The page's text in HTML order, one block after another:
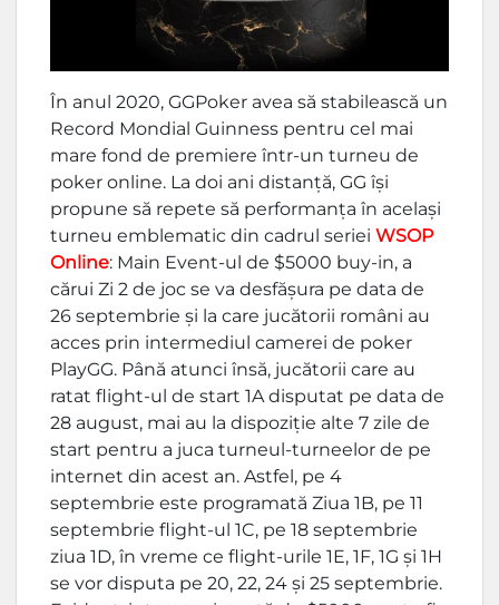
În anul 2020, GGPoker avea să stabilească un
Record Mondial Guinness pentru cel mai
mare fond de premiere într-un turneu de
poker online. La doi ani distanță, GG își
propune să repete să performanța în același
turneu emblematic din cadrul seriei WSOP
Online: Main Event-ul de $5000 buy-in, a
cărui Zi 2 de joc se va desfășura pe data de
26 septembrie și la care jucătorii români au
acces prin intermediul camerei de poker
PlayGG. Până atunci însă, jucătorii care au
ratat flight-ul de start 1A disputat pe data de
28 august, mai au la dispoziție alte 7 zile de
start pentru a juca turneul-turneelor de pe
internet din acest an. Astfel, pe 4
septembrie este programată Ziua 1B, pe 11
septembrie flight-ul 1C, pe 18 septembrie
ziua 1D, în vreme ce flight-urile 1E, 1F, 1G și 1H
se vor disputa pe 20, 22, 24 și 25 septembrie.